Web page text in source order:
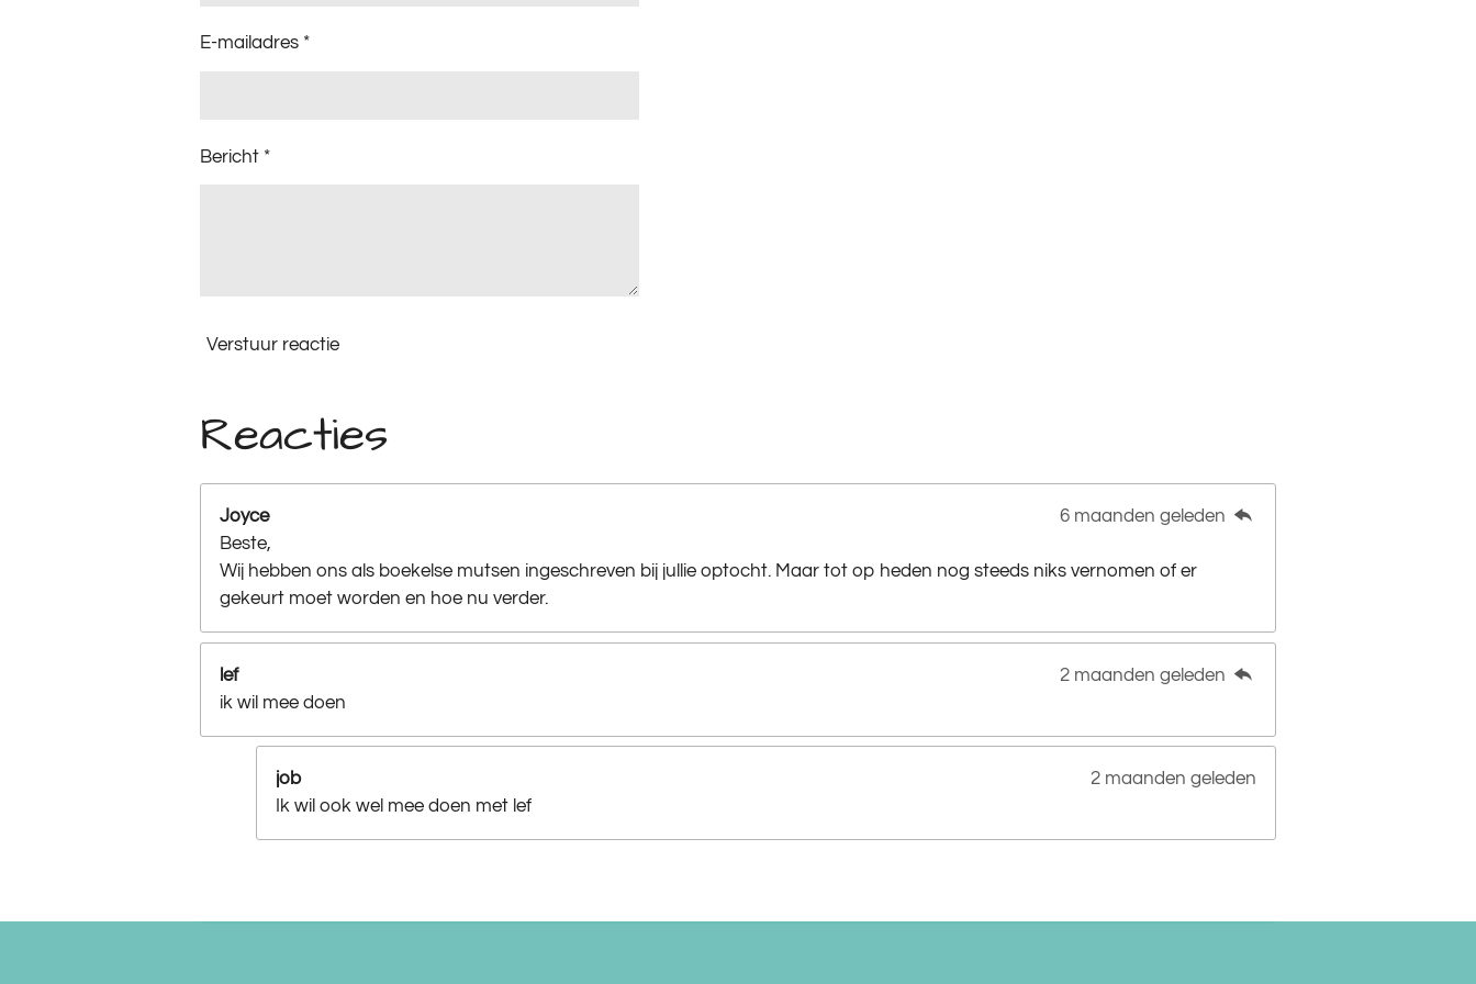
E-mailadres *
Bericht *
Verstuur reactie
Reacties
Joyce
6 maanden geleden
Beste,
Wij hebben ons als boekelse mutsen ingeschreven bij jullie optocht. Maar tot op heden nog steeds niks vernomen of er
gekeurt moet worden en hoe nu verder.
lef
2 maanden geleden
ik wil mee doen
job
2 maanden geleden
Ik wil ook wel mee doen met lef